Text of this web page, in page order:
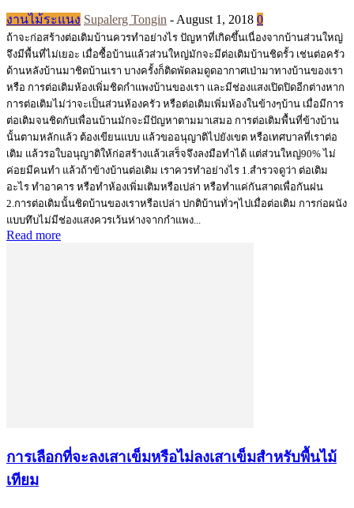
งานไม้ระแนง Supalerg Tongin - August 1, 2018 0
ถ้าจะก่อสร้างต่อเติมบ้านควรทำอย่างไร ปัญหาที่เกิดขึ้นเนื่องจากบ้านส่วนใหญ่
จึงมีพื้นที่ไม่เยอะ เมื่อซื้อบ้านแล้วส่วนใหญ่มักจะมีต่อเติมบ้านชิดรั้ว เช่นต่อครัว
ด้านหลังบ้านมาชิดบ้านเรา บางครั้งก็ติดพัดลมดูดอากาศเป่ามาทางบ้านของเรา
หรือ การต่อเติมห้องเพิ่มชิดกำแพงบ้านของเรา และมีช่องแสงเปิดปิดอีกต่างหาก
การต่อเติมไม่ว่าจะเป็นส่วนห้องครัว หรือต่อเติมเพิ่มห้องในข้างๆบ้าน เมื่อมีการ
ต่อเติมจนชิดกับเพื่อนบ้านมักจะมีปัญหาตามมาเสมอ การต่อเติมพื้นที่ข้างบ้าน
นั้นตามหลักแล้ว ต้องเขียนแบบ แล้วขออนุญาติไปยังเขต หรือเทศบาลที่เราต่อ
เติม แล้วรอใบอนุญาติให้ก่อสร้างแล้วเสร็จจึงลงมือทำได้ แต่ส่วนใหญ่90% ไม่
ค่อยมีคนทำ แล้วถ้าข้างบ้านต่อเติม เราควรทำอย่างไร 1.สำรวจดูว่า ต่อเติม
อะไร ทำอาคาร หรือทำห้องเพิ่มเติมหรือเปล่า หรือทำแค่กันสาดเพื่อกันฝน
2.การต่อเติมนั้นชิดบ้านของเราหรือเปล่า ปกติบ้านทั่วๆไปเมื่อต่อเติม การก่อผนัง
แบบทึบไม่มีช่องแสงควรเว้นห่างจากกำแพง...
Read more
การเลือกที่จะลงเสาเข็มหรือไม่ลงเสาเข็มสำหรับพื้นไม้
เทียม